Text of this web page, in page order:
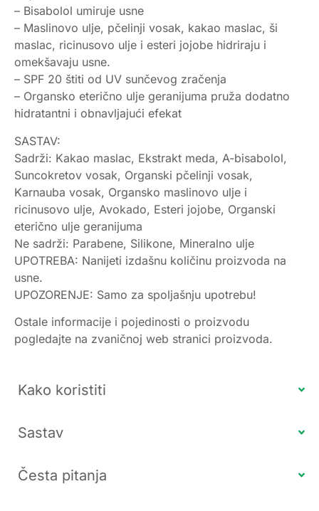
– Bisabolol umiruje usne
– Maslinovo ulje, pčelinji vosak, kakao maslac, ši
maslac, ricinusovo ulje i esteri jojobe hidriraju i
omekšavaju usne.
– SPF 20 štiti od UV sunčevog zračenja
– Organsko eterično ulje geranijuma pruža dodatno
hidratantni i obnavljajući efekat
SASTAV:
Sadrži: Kakao maslac, Ekstrakt meda, A-bisabolol,
Suncokretov vosak, Organski pčelinji vosak,
Karnauba vosak, Organsko maslinovo ulje i
ricinusovo ulje, Avokado, Esteri jojobe, Organski
eterično ulje geranijuma
Ne sadrži: Parabene, Silikone, Mineralno ulje
UPOTREBA: Nanijeti izdašnu količinu proizvoda na
usne.
UPOZORENJE: Samo za spoljašnju upotrebu!
Ostale informacije i pojedinosti o proizvodu
pogledajte na zvaničnoj web stranici proizvoda.
Kako koristiti
Sastav
Česta pitanja